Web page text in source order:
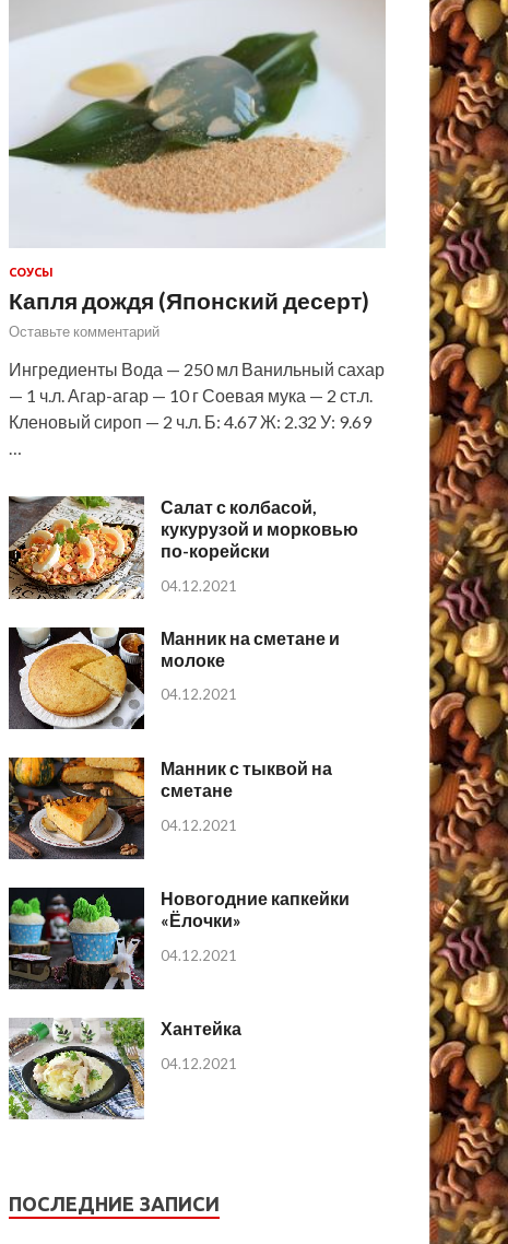
СОУСЫ
Капля дождя (Японский десерт)
Оставьте комментарий
Ингредиенты Вода — 250 мл Ванильный сахар
— 1 ч.л. Агар-агар — 10 г Соевая мука — 2 ст.л.
Кленовый сироп — 2 ч.л. Б: 4.67 Ж: 2.32 У: 9.69
…
Салат с колбасой,
кукурузой и морковью
по-корейски
04.12.2021
Манник на сметане и
молоке
04.12.2021
Манник с тыквой на
сметане
04.12.2021
Новогодние капкейки
«Ёлочки»
04.12.2021
Хантейка
04.12.2021
ПОСЛЕДНИЕ ЗАПИСИ